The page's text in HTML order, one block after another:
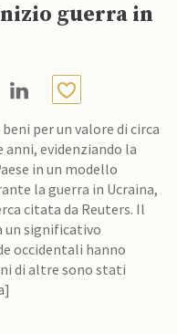
guerra in
per un valore di circa
evidenziando la
in un modello
la guerra in Ucraina,
citata da Reuters. Il
significativo
occidentali hanno
di altre sono stati